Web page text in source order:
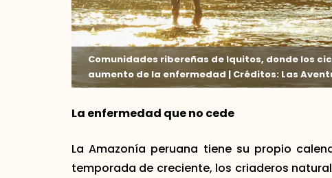
Comunidades ribereñas de Iquitos, donde los
aumento de la enfermedad | Créditos: Las
La enfermedad que no cede
La Amazonía peruana tiene su propio
temporada de creciente, los criaderos